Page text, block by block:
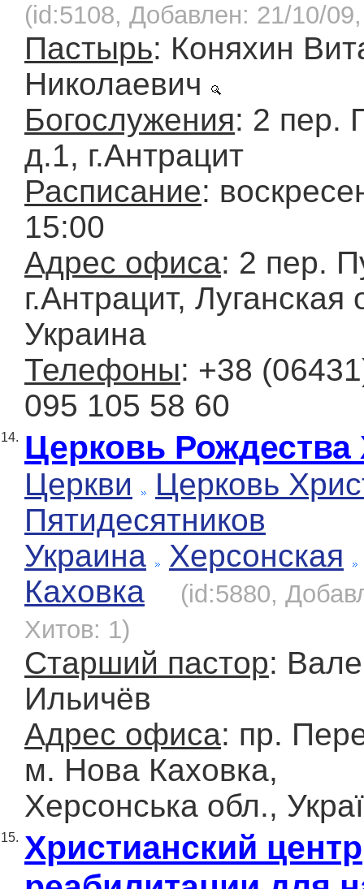
(id:5108, Добавлен: 21/10/
Пастырь: Коняхин
Николаевич
Богослужения: 2 пер.
д.1, г.Антрацит
Расписание:
15:00
Адрес офиса: 2 пер.
г.Антрацит, Луганская
Украина
Телефоны: +38
095 105 58 60
14. Церковь Рождества
Церкви
Церковь
Пятидесятников
Украина
Херсонская
Каховка
(id:5880,
Хитов: 1)
Старший пастор:
Ильичёв
Адрес офиса: пр.
м. Нова Каховка,
Херсонська обл.,
15. Христианский центр